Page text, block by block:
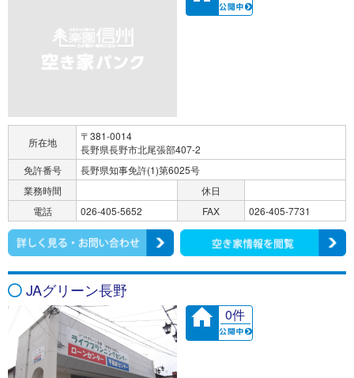
所在地
〒381-0014
長野県長野市北尾張部407-2
免許番号
長野県知事免許(1)第6025号
業務時間
休日
電話
026-405-5652 FAX 026-405-7731
JAグリーン長野
0件